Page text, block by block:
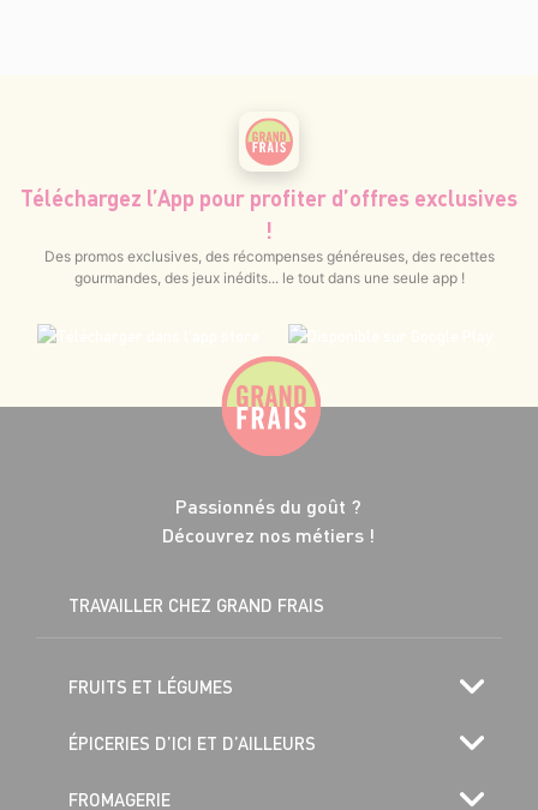
Téléchargez l’App pour profiter d’offres exclusives
!
Des promos exclusives, des récompenses généreuses, des recettes
gourmandes, des jeux inédits... le tout dans une seule app !
Passionnés du goût ?
Découvrez nos métiers !
TRAVAILLER CHEZ GRAND FRAIS
FRUITS ET LÉGUMES
ÉPICERIES D’ICI ET D’AILLEURS
FROMAGERIE